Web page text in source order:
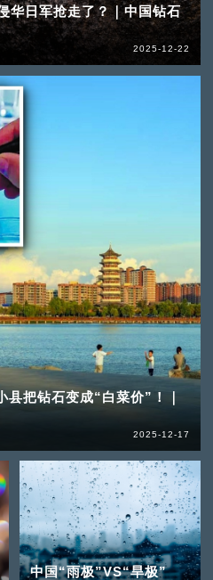
华日军抢走了？｜中国钻石
2025-12-22
把钻石变成“白菜价”！｜
2025-12-17
中国“雨极”VS“旱极”